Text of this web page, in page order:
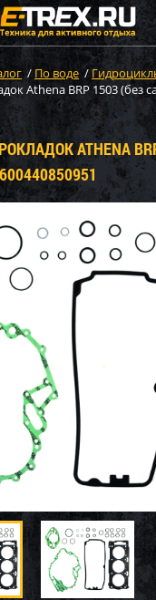
/ По воде /
Athena BRP 1503 (без
ATHENA